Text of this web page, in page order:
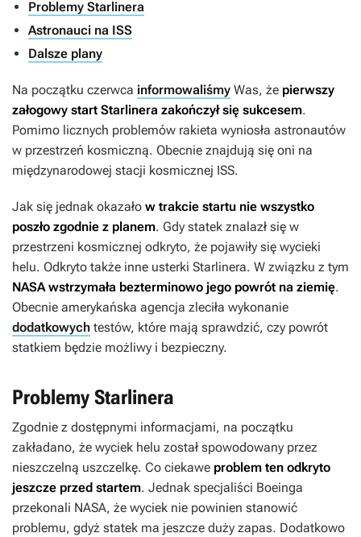
Problemy Starlinera
Astronauci na ISS
Dalsze plany
Na początku czerwca informowaliśmy Was, że pierwszy
załogowy start Starlinera zakończył się sukcesem.
Pomimo licznych problemów rakieta wyniosła astronautów
w przestrzeń kosmiczną. Obecnie znajdują się oni na
międzynarodowej stacji kosmicznej ISS.
Jak się jednak okazało w trakcie startu nie wszystko
poszło zgodnie z planem. Gdy statek znalazł się w
przestrzeni kosmicznej odkryto, że pojawiły się wycieki
helu. Odkryto także inne usterki Starlinera. W związku z tym
NASA wstrzymała bezterminowo jego powrót na ziemię.
Obecnie amerykańska agencja zleciła wykonanie
dodatkowych testów, które mają sprawdzić, czy powrót
statkiem będzie możliwy i bezpieczny.
Problemy Starlinera
Zgodnie z dostępnymi informacjami, na początku
zakładano, że wyciek helu został spowodowany przez
nieszczelną uszczelkę. Co ciekawe problem ten odkryto
jeszcze przed startem. Jednak specjaliści Boeinga
przekonali NASA, że wyciek nie powinien stanowić
problemu, gdyż statek ma jeszcze duży zapas. Dodatkowo